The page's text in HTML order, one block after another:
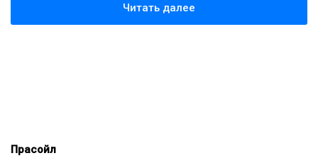
Читать далее
Прасойл